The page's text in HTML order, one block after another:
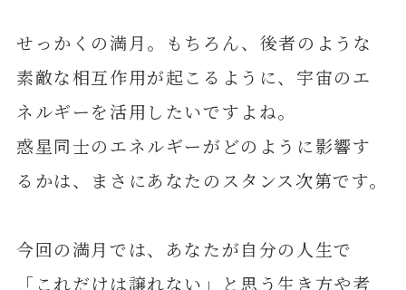
せっかくの満月。もちろん、後者のような
素敵な相互作用が起こるように、宇宙のエ
ネルギーを活用したいですよね。
惑星同士のエネルギーがどのように影響す
るかは、まさにあなたのスタンス次第です。
今回の満月では、あなたが自分の人生で
「これだけは譲れない」と思う生き方や考